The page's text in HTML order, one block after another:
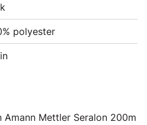
polyester
Amann Mettler Seralon 200m